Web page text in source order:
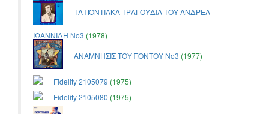
ΤΑ ΠΟΝΤΙΑΚΑ ΤΡΑΓΟΥΔΙΑ ΤΟΥ ΑΝΔΡΕΑ
ΙΩΑΝΝΙΔΗ Νο3 (1978)
ΑΝΑΜΝΗΣΙΣ ΤΟΥ ΠΟΝΤΟΥ Νο3 (1977)
Fidelity 2105079 (1975)
Fidelity 2105080 (1975)